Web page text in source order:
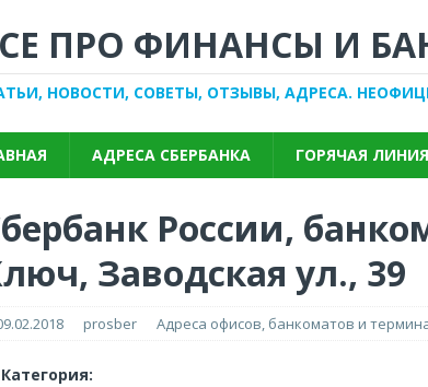
ПРО ФИНАНСЫ И
НОВОСТИ, СОВЕТЫ, ОТЗЫВЫ, АДРЕСА.
АДРЕСА СБЕРБАНКА ГОРЯЧАЯ ЛИНИЯ
России,
Заводская ул., 39
prosber Адреса офисов, банкоматов и
Категория: